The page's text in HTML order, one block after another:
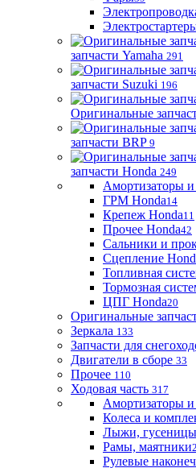
запчасти Yamaha 291
запчасти Suzuki 196
Оригинальные
запчасти BRP 9
запчасти Honda 249
Амортизаторы
ГРМ Honda14
Крепеж Honda11
Прочее Honda42
Сальники и
Сцепление
Топливная
Тормозная
ЦПГ Honda20
Оригинальные
Зеркала 133
Запчасти для
Двигатели в сборе 33
Прочее 110
Ходовая часть 317
Амортизаторы
Колеса и
Лыжи, гусеницы
Рамы, маятники
Рулевые